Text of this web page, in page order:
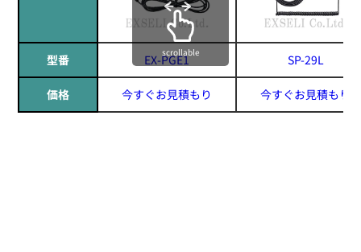
型番 EX-PGE1 SP-29L
価格 今すぐお見積もり 今すぐお見積もり
scrollable